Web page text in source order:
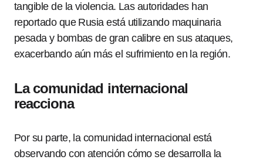
tangible de la violencia. Las autoridades han
reportado que Rusia está utilizando maquinaria
pesada y bombas de gran calibre en sus ataques,
exacerbando aún más el sufrimiento en la región.
La comunidad internacional
reacciona
Por su parte, la comunidad internacional está
observando con atención cómo se desarrolla la